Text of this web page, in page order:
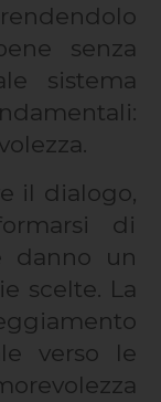
senza
sistema
il dialogo,
di
danno un
scelte. La
verso le